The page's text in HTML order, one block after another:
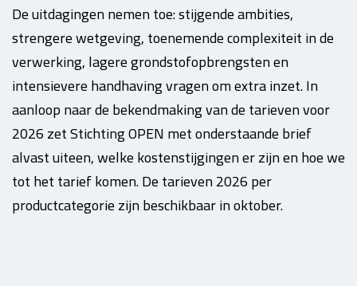
De uitdagingen nemen toe: stijgende ambities,
strengere wetgeving, toenemende complexiteit in de
verwerking, lagere grondstofopbrengsten en
intensievere handhaving vragen om extra inzet. In
aanloop naar de bekendmaking van de tarieven voor
2026 zet Stichting OPEN met onderstaande brief
alvast uiteen, welke kostenstijgingen er zijn en hoe we
tot het tarief komen. De tarieven 2026 per
productcategorie zijn beschikbaar in oktober.